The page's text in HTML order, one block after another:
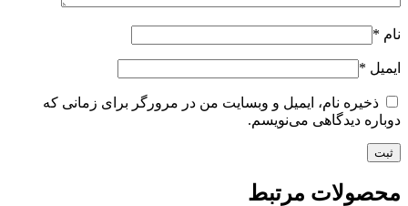
نام *
ایمیل *
ذخیره نام، ایمیل و وبسایت من در مرورگر برای زمانی که
دوباره دیدگاهی می‌نویسم.
محصولات مرتبط